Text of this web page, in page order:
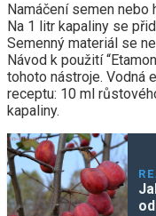
Namáčení semen
Na 1 litr kapaliny se
Semenný materiál se
Návod k použití
tohoto nástroje. Vodná
receptu: 10 ml
kapaliny.